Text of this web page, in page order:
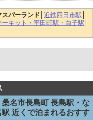
パーランド 近鉄四日市駅
ーキット・平田町駅・白子駅
名市長島町 長島駅・な
近くで泊まれるおすす